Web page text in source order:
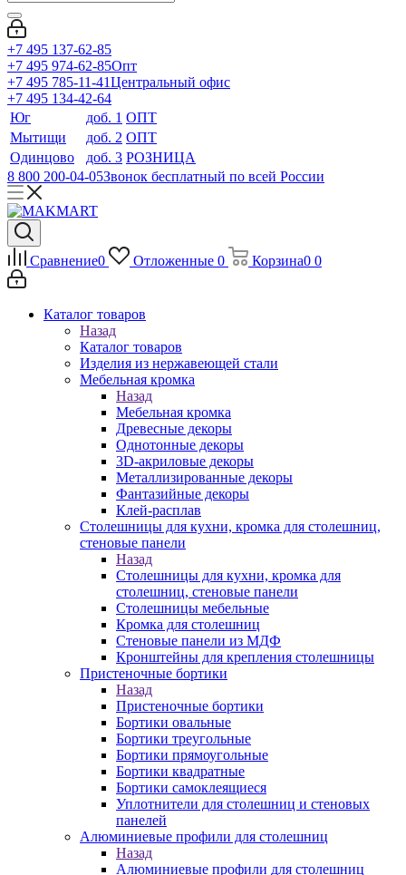
+7 495 137-62-85
+7 495 974-62-85Опт
+7 495 785-11-41Центральный офис
+7 495 134-42-64
Юг
доб. 1 ОПТ
Мытищи
доб. 2 ОПТ
Одинцово
доб. 3 РОЗНИЦА
8 800 200-04-05Звонок бесплатный по всей России
Сравнение0 Отложенные 0 Корзина0 0
Каталог товаров
Назад
Каталог товаров
Изделия из нержавеющей стали
Мебельная кромка
Назад
Мебельная кромка
Древесные декоры
Однотонные декоры
3D-акриловые декоры
Металлизированные декоры
Фантазийные декоры
Клей-расплав
Столешницы для кухни, кромка для столешниц,
стеновые панели
Назад
Столешницы для кухни, кромка для
столешниц, стеновые панели
Столешницы мебельные
Кромка для столешниц
Стеновые панели из МДФ
Кронштейны для крепления столешницы
Пристеночные бортики
Назад
Пристеночные бортики
Бортики овальные
Бортики треугольные
Бортики прямоугольные
Бортики квадратные
Бортики самоклеящиеся
Уплотнители для столешниц и стеновых
панелей
Алюминиевые профили для столешниц
Назад
Алюминиевые профили для столешниц